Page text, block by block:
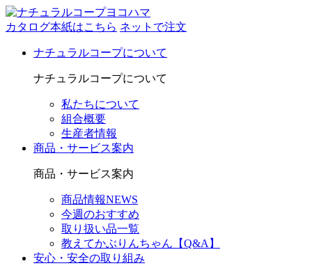
カタログ本紙はこちら ネットで注文
ナチュラルコープについて
ナチュラルコープについて
私たちについて
組合概要
生産者情報
商品・サービス案内
商品・サービス案内
商品情報NEWS
今週のおすすめ
取り扱い品一覧
教えてかぶりんちゃん【Q&A】
安心・安全の取り組み